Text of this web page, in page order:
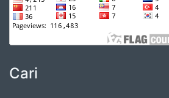
Cari